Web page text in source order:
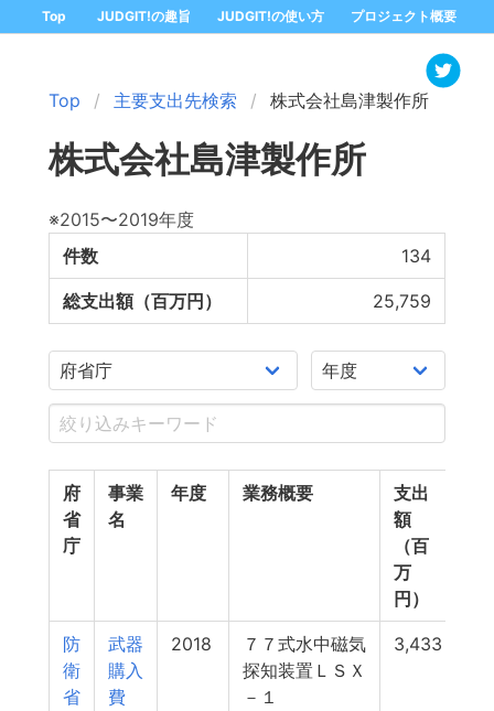
Top JUDGIT!の趣旨 JUDGIT!の使い方 プロジェクト概要
Top 主要支出先検索 株式会社島津製作所
株式会社島津製作所
※2015〜2019年度
件数
134
総支出額（百万円） 25,759
府
省
庁
事業
名
年度 業務概要
支出
額
（百
万
円）
防
衛
省
武器
購入
費
2018
７７式水中磁気
探知装置ＬＳＸ
－１
3,433